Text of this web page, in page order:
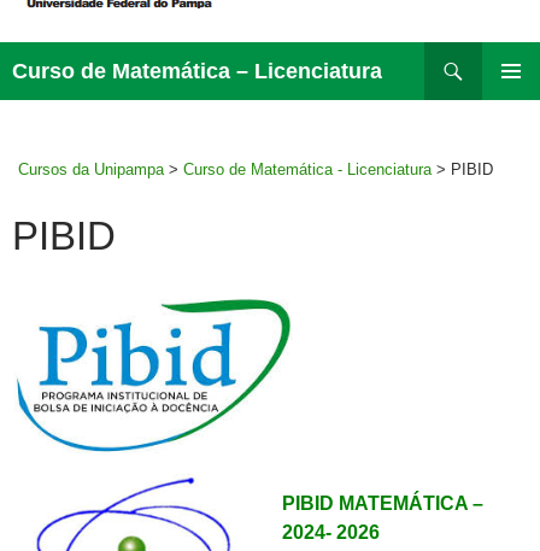
Curso de Matemática – Licenciatura
para
Cursos da Unipampa > Curso de Matemática - Licenciatura > PIBID
PIBID
PIBID MATEMÁTICA –
2024- 2026